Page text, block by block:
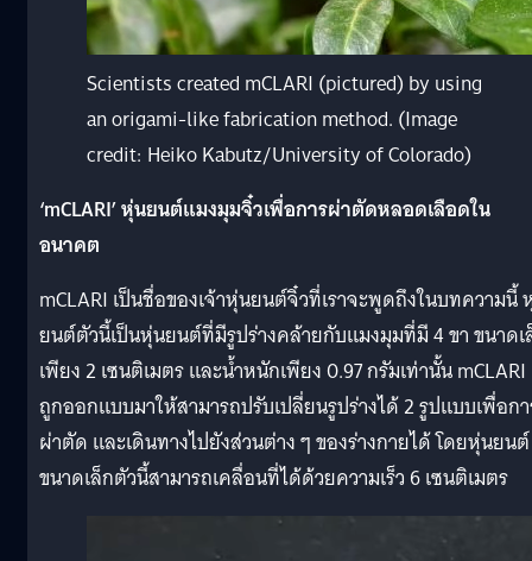
Scientists created mCLARI (pictured) by using
an origami-like fabrication method. (Image
credit: Heiko Kabutz/University of Colorado)
‘mCLARI’ หุ่นยนต์แมงมุมจิ๋วเพื่อการผ่าตัดหลอดเลือดใน
อนาคต
mCLARI เป็นชื่อของเจ้าหุ่นยนต์จิ๋วที่เราจะพูดถึงในบทความนี้
ยนต์ตัวนี้เป็นหุ่นยนต์ที่มีรูปร่างคล้ายกับแมงมุมที่มี 4 ขา ขนาด
เพียง 2 เซนติเมตร และน้ำหนักเพียง 0.97 กรัมเท่านั้น mCLARI
ถูกออกแบบมาให้สามารถปรับเปลี่ยนรูปร่างได้ 2 รูปแบบเพื่อก
ผ่าตัด และเดินทางไปยังส่วนต่าง ๆ ของร่างกายได้ โดยหุ่นยนต์
ขนาดเล็กตัวนี้สามารถเคลื่อนที่ได้ด้วยความเร็ว 6 เซนติเมตร